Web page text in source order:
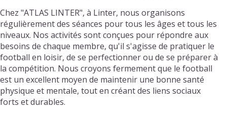
Chez "ATLAS LINTER", à Linter, nous organisons
régulièrement des séances pour tous les âges et tous les
niveaux. Nos activités sont conçues pour répondre aux
besoins de chaque membre, qu'il s'agisse de pratiquer le
football en loisir, de se perfectionner ou de se préparer à
la compétition. Nous croyons fermement que le football
est un excellent moyen de maintenir une bonne santé
physique et mentale, tout en créant des liens sociaux
forts et durables.